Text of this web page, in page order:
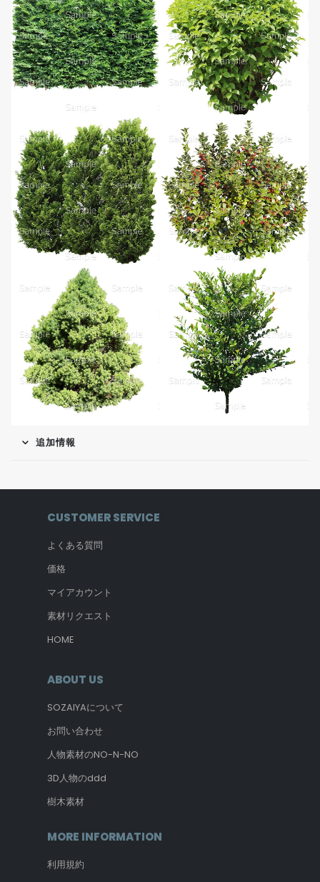
追加情報
CUSTOMER SERVICE
よくある質問
価格
マイアカウント
素材リクエスト
HOME
ABOUT US
SOZAIYAについて
お問い合わせ
人物素材のNO-N-NO
3D人物のddd
樹木素材
MORE INFORMATION
利用規約